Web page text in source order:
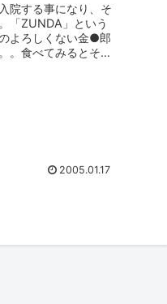
院する事になり、そ
「ZUNDA」という
よろしくない金●郎
。食べてみるとそれ
2005.01.17